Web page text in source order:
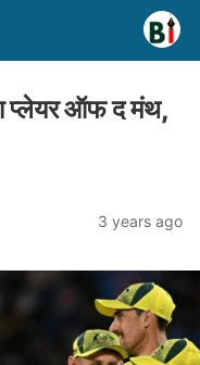
प्लेयर ऑफ द मंथ,
3 years ago